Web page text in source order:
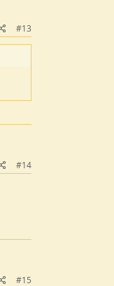
#13
#14
#15